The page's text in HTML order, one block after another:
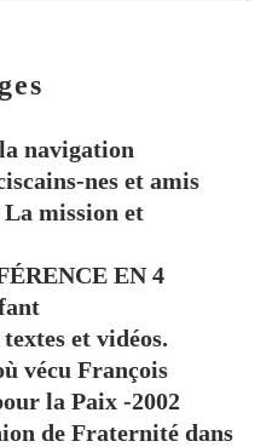
navigation
nes et amis
mission et
EN 4
et vidéos.
vécu François
la Paix -2002
de Fraternité dans